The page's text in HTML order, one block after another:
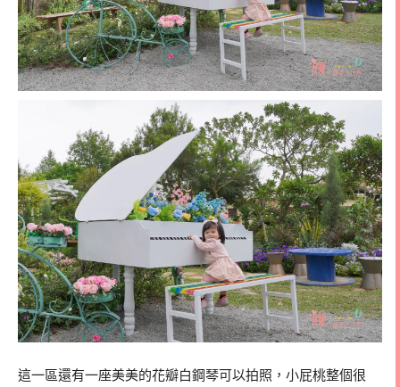
這一區還有一座美美的花瓣白鋼琴可以拍照，小屁桃整個很